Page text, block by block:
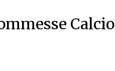
Calcio